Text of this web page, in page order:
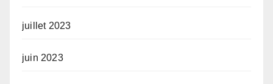
juillet 2023
juin 2023